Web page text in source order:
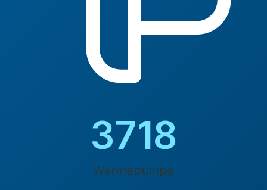
4200
Wärmepumpe